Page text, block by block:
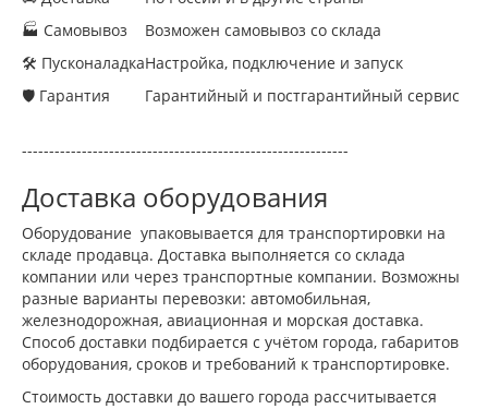
🏭 Самовывоз
🛠 Пусконаладка
🛡 Гарантия
Возможен самовывоз со склада
Настройка, подключение и запуск
Гарантийный и постгарантийный сервис
------------------------------------------------------------
Доставка оборудования
Оборудование упаковывается для транспортировки на
складе продавца. Доставка выполняется со склада
компании или через транспортные компании. Возможны
разные варианты перевозки: автомобильная,
железнодорожная, авиационная и морская доставка.
Способ доставки подбирается с учётом города, габаритов
оборудования, сроков и требований к транспортировке.
Стоимость доставки до вашего города рассчитывается